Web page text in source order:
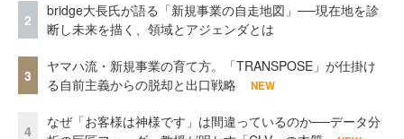
2
bridge大長氏が語る「新規事業の自走地図」──現在地を診
断し未来を描く、領域とアジェンダとは
3
ヤマハ流・新規事業の育て方。「TRANSPOSE」が仕掛け
る自前主義からの脱却と出口戦略
NEW
4
なぜ「お客様は神様です」は間違っているのか──データ分